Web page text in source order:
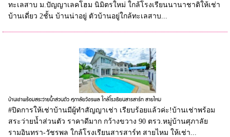
ทะเลสาบ ม.ปัญญาเลคโฮม นิมิตรใหม่ ใกล้โรงเรียนนานาชาติให้เช่า
บ้านเดี่ยว 2ชั้น บ้านน่าอยู่ ตัวบ้านอยู่ใกล้ทะเลสาบ...
บ้านเช่าพร้อมสระว่ายน้ำส่วนตัว ศุภาลัยวัชรพล ใกล้โรงเรียนสารสาร์ท สายไหม
#ปิดการให้เช่าบ้านมีผู้ทำสัญญาเช่า เรียบร้อยแล้วค่ะ!บ้านเช่าพร้อม
สระว่ายน้ำส่วนตัว ราคาดีมาก กว้างขวาง 90 ตรว.หมู่บ้านศุภาลัย
รามอินทรา-วัชรพล ใกล้โรงเรียนสารสาร์ท สายไหม ให้เช่า...